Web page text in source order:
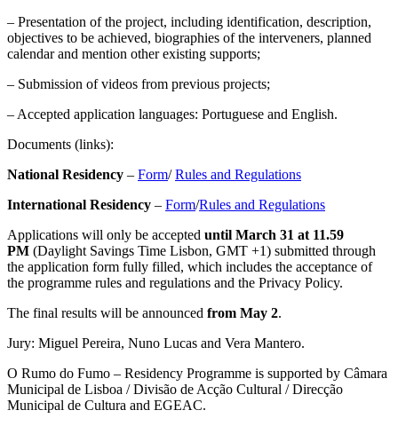
– Presentation of the project, including identification, description,
objectives to be achieved, biographies of the interveners, planned
calendar and mention other existing supports;
– Submission of videos from previous projects;
– Accepted application languages: Portuguese and English.
Documents (links):
National Residency – Form/Rules and Regulations
International Residency – Form/Rules and Regulations
Applications will only be accepted until March 31 at 11.59
PM (Daylight Savings Time Lisbon, GMT +1) submitted through
the application form fully filled, which includes the acceptance of
the programme rules and regulations and the Privacy Policy.
The final results will be announced from May 2.
Jury: Miguel Pereira, Nuno Lucas and Vera Mantero.
O Rumo do Fumo – Residency Programme is supported by Câmara
Municipal de Lisboa / Divisão de Acção Cultural / Direcção
Municipal de Cultura and EGEAC.